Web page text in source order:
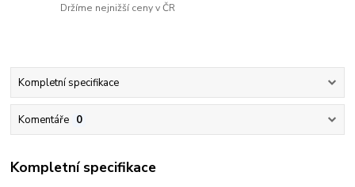
Držíme nejnižší ceny v ČR
Kompletní specifikace
Komentáře 0
Kompletní specifikace